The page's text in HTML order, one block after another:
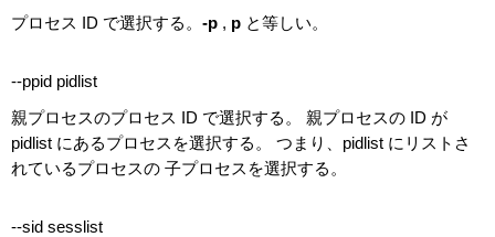
プロセス ID で選択する。 -p , p と等しい。
--ppid pidlist
親プロセスのプロセス ID で選択する。 親プロセスの ID が
pidlist にあるプロセスを選択する。 つまり、pidlist にリストさ
れているプロセスの 子プロセスを選択する。
--sid sesslist